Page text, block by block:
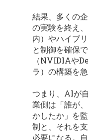
結果、多くの
の実験を終え
内）やハイブ
と制御を確保
（NVIDIAや
ラ）の構築を急
つまり、AIが
業側は「誰が
かしたか」を
制と、それを
必要になる。